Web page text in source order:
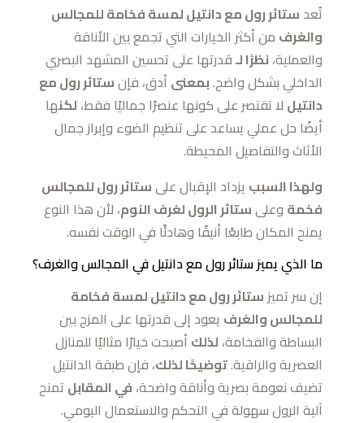
تُعد ستائر رول مع دانتيل لمسة فخامة للمجالس
والغرف من أكثر الخيارات التي تجمع بين الأناقة
والعملية، نظرًا لـقدرتها على تحسين المشهد البصري
الداخلي بشكل واضح.بمعنى أدق، فإنستائر رول مع
دانتيل لا تقتصر على كونها عنصرًا جماليًا فقط، لكنها
أيضًا حل عملي يساعد على تنظيم الضوء وإبراز جمال
الأثاث والتفاصيل المحيطة.
ولهذا السبب يزداد الإقبال علىستائر رول للمجالس
فخمة وعلىستائر الرول لغرف النوم، لأن هذا النوع
يمنح المكان طابعًا أنيقًا وهادئًا في الوقت نفسه.
ما الذي يميز ستائر رول مع دانتيل في المجالس والغرف؟
إن سر تميز ستائر رول مع دانتيل لمسة فخامة
للمجالس والغرف يعود إلى قدرتها على المزج بين
البساطة والفخامة، لذلك أصبحت خيارًا مثاليًا للمنازل
العصرية والراقية.توضيحًا لذلك، فإن طبقة الدانتيل
تضيف نعومة بصرية وأناقة واضحة، في المقابل تمنح
آلية الرول سهولة في التحكم والاستعمال اليومي.